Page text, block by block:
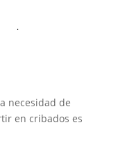
necesidad de
en cribados es